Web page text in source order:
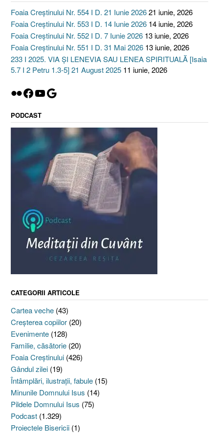
Foaia Creștinului Nr. 554 I D. 21 Iunie 202621 iunie, 2026
Foaia Creștinului Nr. 553 I D. 14 Iunie 2026 14 iunie, 2026
Foaia Creștinului Nr. 552 I D. 7 Iunie 2026 13 iunie, 2026
Foaia Creștinului Nr. 551 I D. 31 Mai 2026 13 iunie, 2026
233 I 2025. VIA ȘI LENEVIA SAU LENEA SPIRITUALĂ [Isaia
5.7 I 2 Petru 1.3-5] 21 August 2025 11 iunie, 2026
Flickr
Facebook
YouTube
Google
PODCAST
CATEGORII ARTICOLE
Cartea veche (43)
Creşterea copiilor (20)
Evenimente (128)
Familie, căsătorie (20)
Foaia Creştinului (426)
Gândul zilei (19)
Întâmplări, ilustraţii, fabule (15)
Minunile Domnului Isus (14)
Pildele Domnului Isus (75)
Podcast (1.329)
Proiectele Bisericii (1)